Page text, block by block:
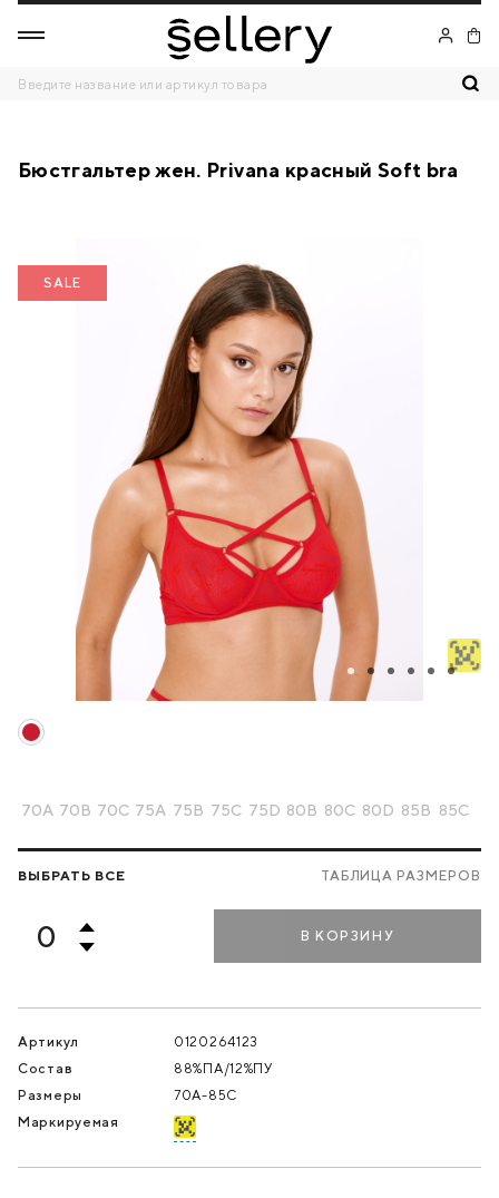
SALE
Бюстгальтер жен. Privana красный Soft bra
Артикул
0120264123
Состав
88%ПА/12%ПУ
Размеры
70A-85C
Маркируемая
70A 70B 70C 75A 75B 75C 75D 80B 80C 80D 85B 85C
ВЫБРАТЬ ВСЕ ТАБЛИЦА РАЗМЕРОВ
В КОРЗИНУ